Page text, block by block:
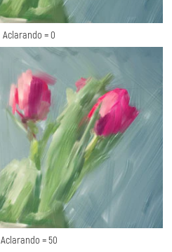
Aclarando = 0
Aclarando = 50